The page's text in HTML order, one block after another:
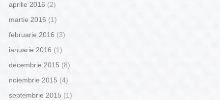
aprilie 2016 (2)
martie 2016 (1)
februarie 2016 (3)
ianuarie 2016 (1)
decembrie 2015 (8)
noiembrie 2015 (4)
septembrie 2015 (1)